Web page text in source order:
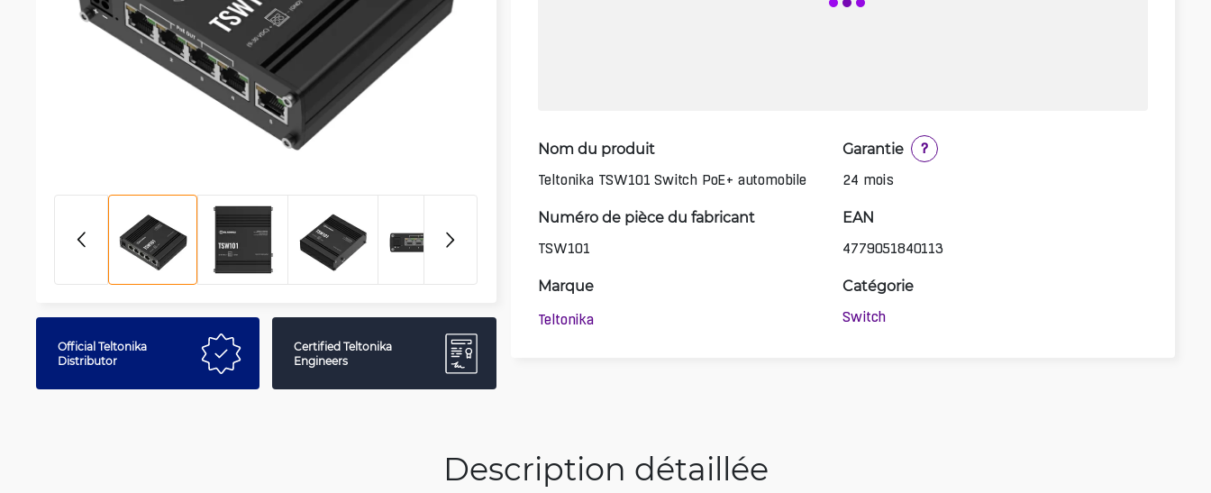
Official Teltonika
Distributor
Certified Teltonika
Engineers
Nom du produit
Teltonika TSW101 Switch PoE+ automobile
Garantie
?
24 mois
Numéro de pièce du fabricant
TSW101
EAN
4779051840113
Marque
Teltonika
Catégorie
Switch
Description détaillée